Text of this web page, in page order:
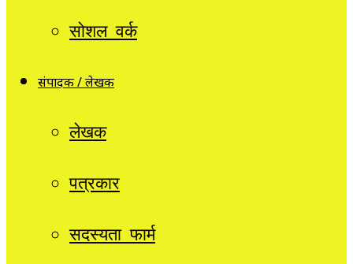
सोशल वर्क
संपादक / लेखक
लेखक
पत्रकार
सदस्यता फार्म